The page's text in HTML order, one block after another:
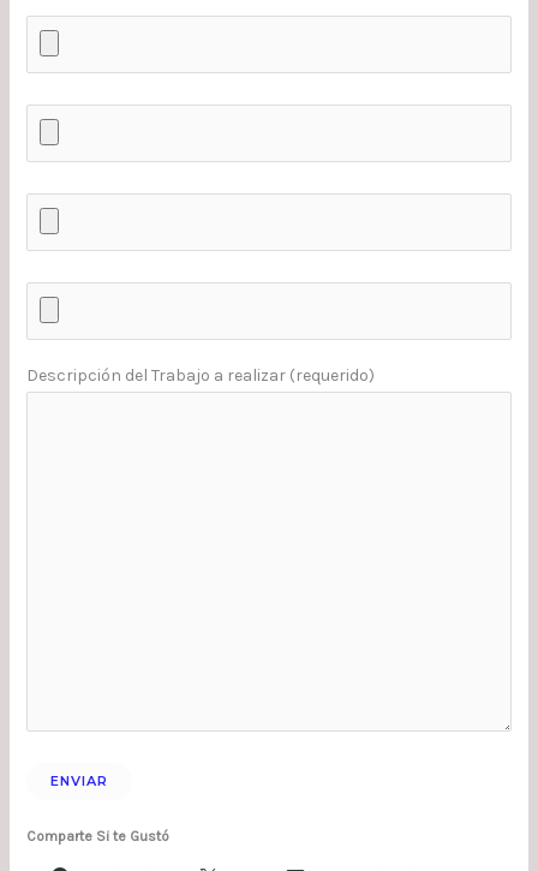
Descripción del Trabajo a realizar (requerido)
Comparte Si te Gustó